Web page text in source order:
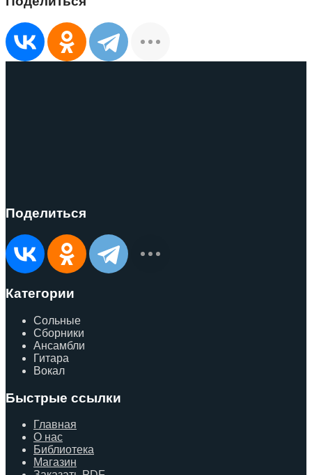
Поделиться
Категории
Сольные
Сборники
Ансамбли
Гитара
Вокал
Быстрые ссылки
Главная
О нас
Библиотека
Магазин